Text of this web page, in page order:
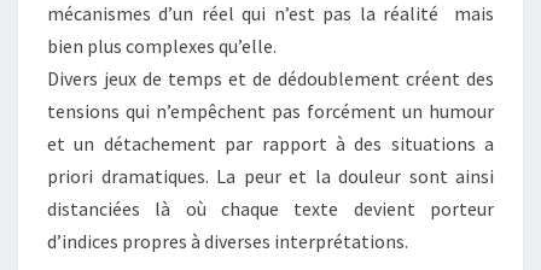
mécanismes d’un réel qui n’est pas la réalité mais
bien plus complexes qu’elle.
Divers jeux de temps et de dédoublement créent des
tensions qui n’empêchent pas forcément un humour
et un détachement par rapport à des situations a
priori dramatiques. La peur et la douleur sont ainsi
distanciées là où chaque texte devient porteur
d’indices propres à diverses interprétations.